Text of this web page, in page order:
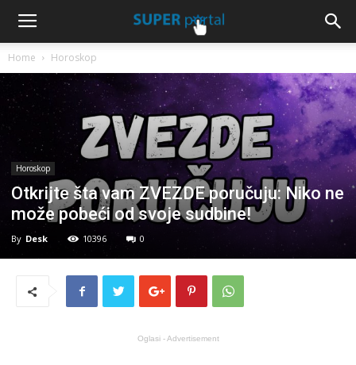
Home Horoskop
Horoskop
Otkrijte šta vam ZVEZDE poručuju: Niko ne
može pobeći od svoje sudbine!
By Desk 10396 0
Oglasi - Advertisement